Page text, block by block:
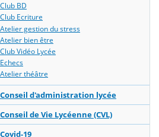
Club BD
Club Ecriture
Atelier gestion du stress
Atelier bien être
Club Vidéo Lycée
Echecs
Atelier théâtre
Conseil d'administration lycée
Conseil de Vie Lycéenne (CVL)
Covid-19